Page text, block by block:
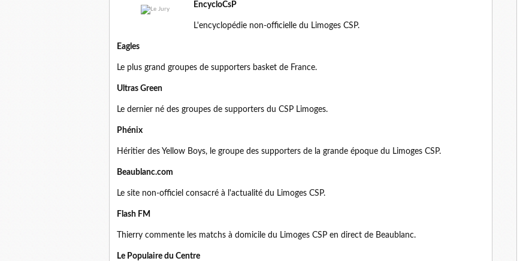
EncycloCsP
L'encyclopédie non-officielle du Limoges CSP.
Eagles
Le plus grand groupes de supporters basket de France.
Ultras Green
Le dernier né des groupes de supporters du CSP Limoges.
Phénix
Héritier des Yellow Boys, le groupe des supporters de la grande époque du Limoges CSP.
Beaublanc.com
Le site non-officiel consacré à l'actualité du Limoges CSP.
Flash FM
Thierry commente les matchs à domicile du Limoges CSP en direct de Beaublanc.
Le Populaire du Centre